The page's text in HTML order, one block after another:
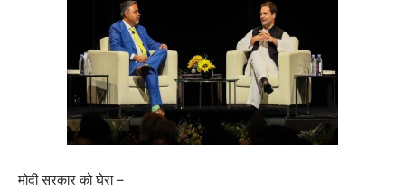
मोदी सरकार को घेरा –